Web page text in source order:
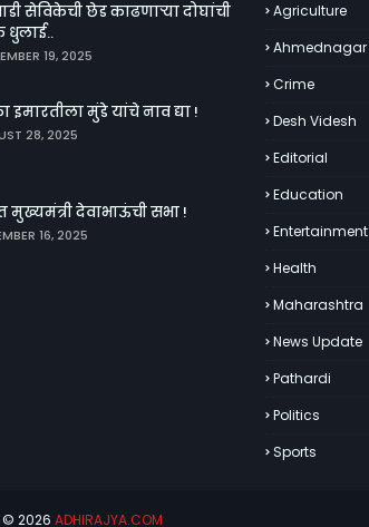
सेविकेची छेड काढणाऱ्या दोघांची
धुलाई..
19, 2025
इमारतीला मुंडे यांचे नाव द्या !
28, 2025
मुख्यमंत्री देवाभाऊंची सभा !
16, 2025
Agriculture
Ahmednagar
Crime
Desh Videsh
Editorial
Education
Entertainment
Health
Maharashtra
News Update
Pathardi
Politics
Sports
© 2026 ADHIRAJYA.COM